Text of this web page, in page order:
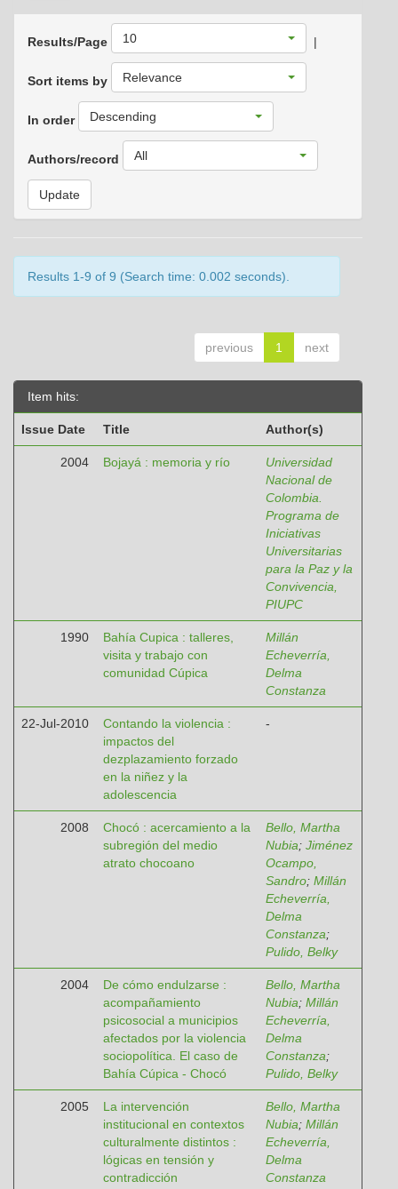
Results/Page 10 |
Sort items by Relevance
In order Descending
Authors/record All
Results 1-9 of 9 (Search time: 0.002 seconds).
previous 1 next
Item hits:
Issue Date Title Author(s)
2004 Bojayá : memoria y río
Universidad
Nacional de
Colombia.
Programa de
Iniciativas
Universitarias
para la Paz y la
Convivencia,
PIUPC
1990
Bahía Cupica : talleres,
visita y trabajo con
comunidad Cúpica
Millán
Echeverría,
Delma
Constanza
22-Jul-2010
Contando la violencia :
impactos del
dezplazamiento forzado
en la niñez y la
adolescencia
-
2008
Chocó : acercamiento a la
subregión del medio
atrato chocoano
Bello, Martha
Nubia; Jiménez
Ocampo,
Sandro; Millán
Echeverría,
Delma
Constanza;
Pulido, Belky
2004
De cómo endulzarse :
acompañamiento
psicosocial a municipios
afectados por la violencia
sociopolítica. El caso de
Bahía Cúpica - Chocó
Bello, Martha
Nubia; Millán
Echeverría,
Delma
Constanza;
Pulido, Belky
2005
La intervención
institucional en contextos
culturalmente distintos :
lógicas en tensión y
contradicción
Bello, Martha
Nubia; Millán
Echeverría,
Delma
Constanza